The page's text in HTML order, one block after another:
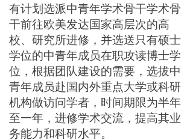
有计划选派中青年学术骨干学术骨
干前往欧美发达国家高层次的高
校、研究所进修，并选送只有硕士
学位的中青年成员在职攻读博士学
位，根据团队建设的需要，选拔中
青年成员赴国内外重点大学或科研
机构做访问学者，时间期限为半年
至一年，进修学术交流，提高其业
务能力和科研水平。